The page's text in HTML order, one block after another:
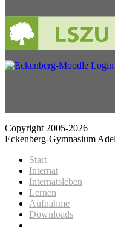
Copyright 2005-2026
Eckenberg-Gymnasium
Start
Internat
Internatsleben
Lernen
Aufnahme
Downloads